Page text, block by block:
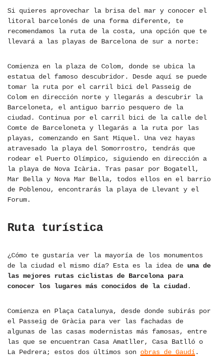
Si quieres aprovechar la brisa del mar y conocer el
litoral barcelonés de una forma diferente, te
recomendamos la ruta de la costa, una opción que te
llevará a las playas de Barcelona de sur a norte:
Comienza en la plaza de Colom, donde se ubica la
estatua del famoso descubridor. Desde aquí se puede
tomar la ruta por el carril bici del Passeig de
Colom en dirección norte y llegarás a descubrir la
Barceloneta, el antiguo barrio pesquero de la
ciudad. Continua por el carril bici de la calle del
Comte de Barceloneta y llegarás a la ruta por las
playas, comenzando en Sant Miquel. Una vez hayas
atravesado la playa del Somorrostro, tendrás que
rodear el Puerto Olímpico, siguiendo en dirección a
la playa de Nova Icària. Tras pasar por Bogatell,
Mar Bella y Nova Mar Bella, todos ellos en el barrio
de Poblenou, encontrarás la playa de Llevant y el
Forum.
Ruta turística
¿Cómo te gustaría ver la mayoría de los monumentos
de la ciudad el mismo día? Esta es la idea de una de
las mejores rutas ciclistas de Barcelona para
conocer los lugares más conocidos de la ciudad .
Comienza en Plaça Catalunya, desde donde subirás por
el Passeig de Gràcia para ver las fachadas de
algunas de las casas modernistas más famosas, entre
las que se encuentran Casa Amatller, Casa Batlló o
La Pedrera; estos dos últimos son obras de Gaudí.